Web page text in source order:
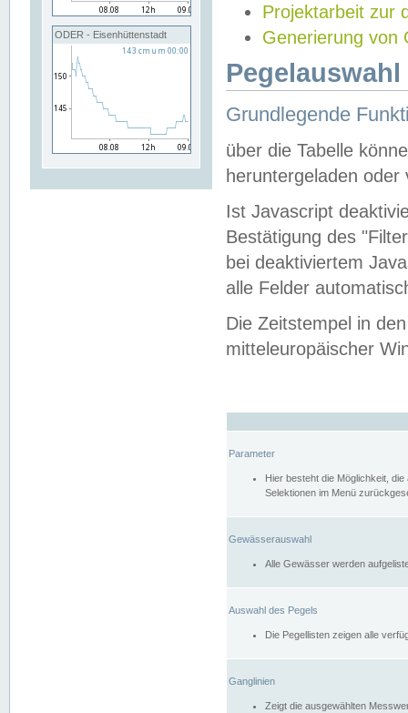
ODER - Eisenhüttenstadt
Projektarbeit zur
Generierung von
Grundlegende
über die Tabelle
heruntergeladen oder
Ist Javascript
Bestätigung des
bei deaktiviertem
alle Felder
Die Zeitstempel in
mitteleuropäischer
Parameter
Hier besteht die Möglichkeit,
Selektionen im Menü
Gewässerauswahl
Alle Gewässer werden
Auswahl des Pegels
Die Pegellisten zeigen alle
Ganglinien
Zeigt die ausgewählten